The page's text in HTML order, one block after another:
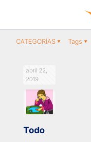
CATEGORÍAS Tags
abril 22,
2019
Todo